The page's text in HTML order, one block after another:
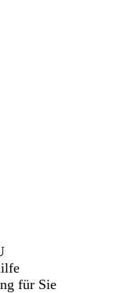
für Sie